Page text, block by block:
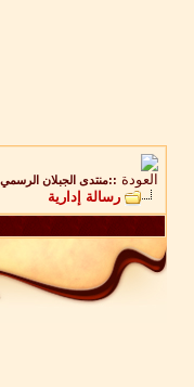
::منتدى الجبلان
رسالة إدارية